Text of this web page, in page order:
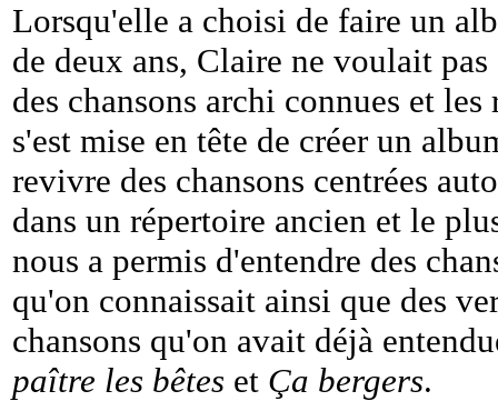
Lorsqu'elle a choisi de faire un
de deux ans, Claire ne voulait
des chansons archi connues et
s'est mise en tête de créer un
revivre des chansons centrées
dans un répertoire ancien et le
nous a permis d'entendre des
qu'on connaissait ainsi que des
chansons qu'on avait déjà
paître les bêtes et Ça bergers.